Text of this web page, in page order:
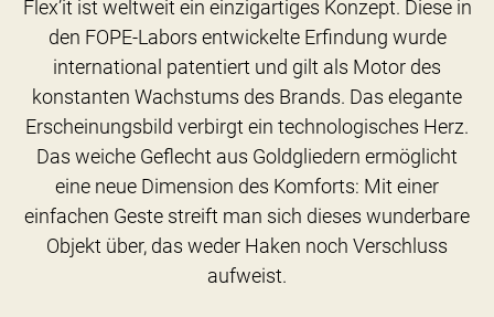
Flex’it ist weltweit ein einzigartiges Konzept. Diese in
den FOPE-Labors entwickelte Erfindung wurde
international patentiert und gilt als Motor des
konstanten Wachstums des Brands. Das elegante
Erscheinungsbild verbirgt ein technologisches Herz.
Das weiche Geflecht aus Goldgliedern ermöglicht
eine neue Dimension des Komforts: Mit einer
einfachen Geste streift man sich dieses wunderbare
Objekt über, das weder Haken noch Verschluss
aufweist.